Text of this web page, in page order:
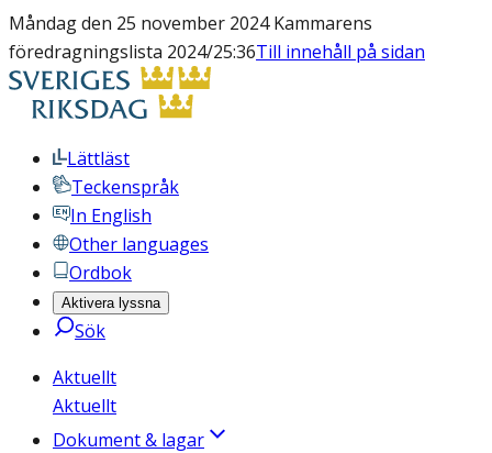
Måndag den 25 november 2024 Kammarens
föredragningslista 2024/25:36Till innehåll på sidan
Lättläst
Teckenspråk
In English
Other languages
Ordbok
Aktivera lyssna
Sök
Aktuellt
Aktuellt
Dokument & lagar